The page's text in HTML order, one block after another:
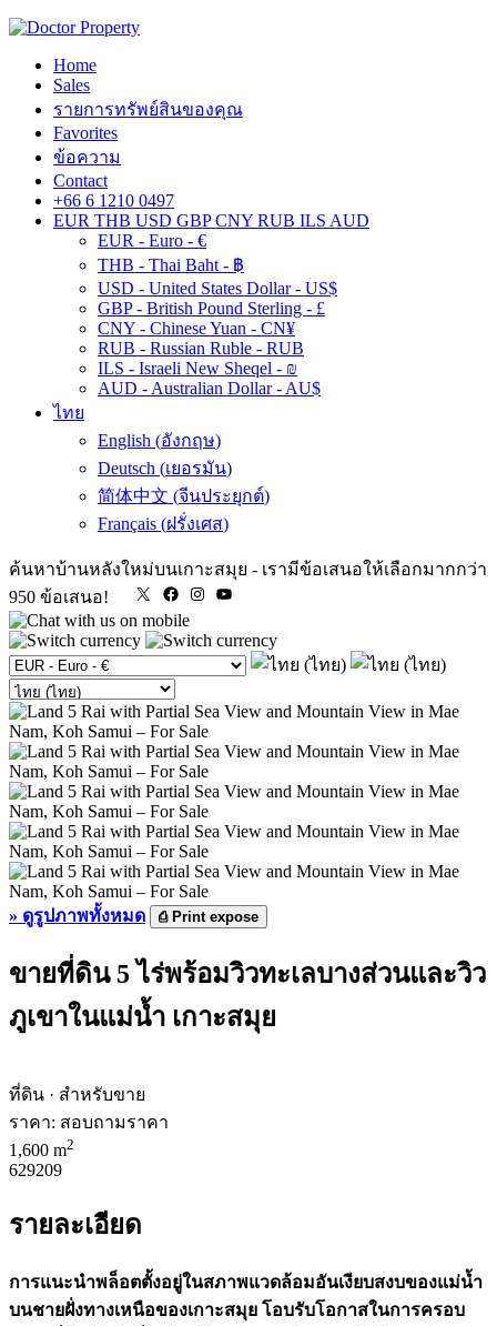
Home
Sales
รายการทรัพย์สินของคุณ
Favorites
ข้อความ
Contact
+66 6 1210 0497
EUR THB USD GBP CNY RUB ILS AUD
EUR - Euro - €
THB - Thai Baht - ฿
USD - United States Dollar - US$
GBP - British Pound Sterling - £
CNY - Chinese Yuan - CN¥
RUB - Russian Ruble - RUB
ILS - Israeli New Sheqel - ₪
AUD - Australian Dollar - AU$
ไทย
English (อังกฤษ)
Deutsch (เยอรมัน)
简体中文 (จีนประยุกต์)
Français (ฝรั่งเศส)
ค้นหาบ้านหลังใหม่บนเกาะสมุย - เรามีข้อเสนอให้เลือกมากกว่า
950 ข้อเสนอ!
X FacebookInstagram
» ดูรูปภาพทั้งหมด ⎙Print expose
ขายที่ดิน 5 ไร่พร้อมวิวทะเลบางส่วนและวิว
ภูเขาในแม่น้ำ เกาะสมุย
ที่ดิน · สำหรับขาย
ราคา: สอบถามราคา
1,600 m2
629209
รายละเอียด
การแนะนำพล็อตตั้งอยู่ในสภาพแวดล้อมอันเงียบสงบของแม่น้ำ
บนชายฝั่งทางเหนือของเกาะสมุย โอบรับโอกาสในการครอบ